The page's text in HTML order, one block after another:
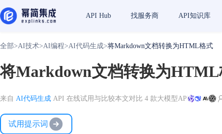
API Hub 找服务商 API知识库
全部>AI技术>AI编程>AI代码生成>将Markdown文档转换为HTML格式
将Markdown文档转换为HTML
来自 AI代码生成 API 在线试用与比较本文对比 4 款大模型API
试用提示词